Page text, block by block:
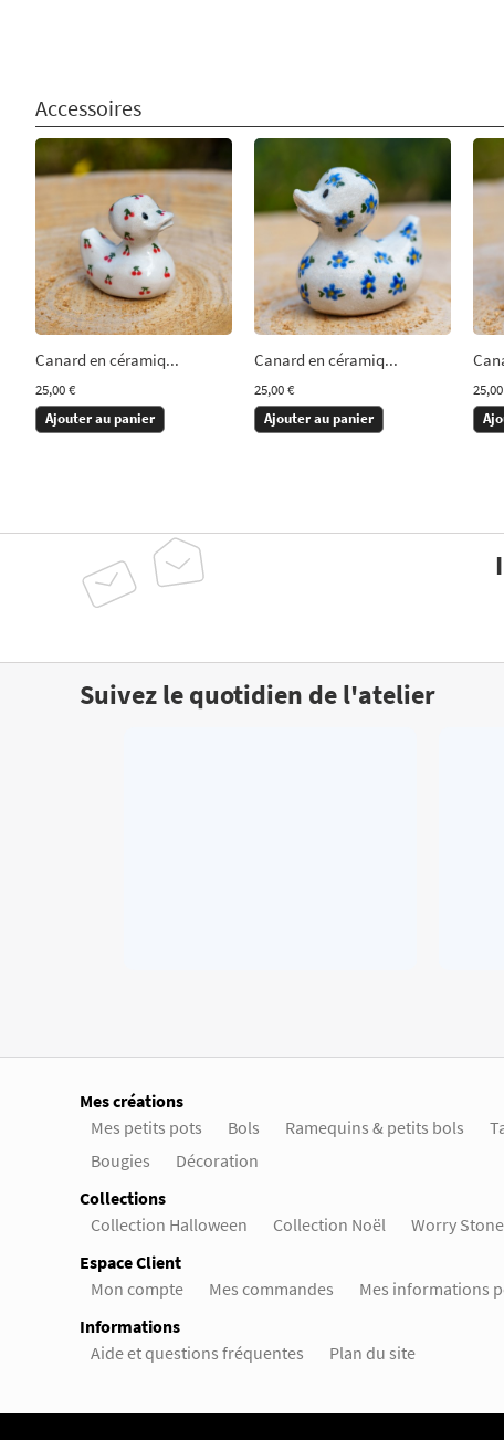
Accessoires
Canard en céramiq...
25,00 €
Ajouter au panier
Canard en céramiq...
25,00 €
Ajouter au panier
Suivez le quotidien de l'atelier
Mes créations
Mes petits pots
Bols Ramequins & petits bols
Bougies
Décoration
Collections
Collection Halloween
Collection Noël Worry
Espace Client
Mon compte
Mes commandes Mes informations
Informations
Aide et questions fréquentes
Plan du site